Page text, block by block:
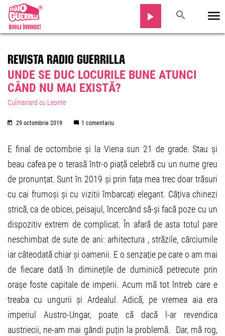
REVISTA RADIO GUERRILLA
UNDE SE DUC LOCURILE BUNE ATUNCI
CÂND NU MAI EXISTĂ?
Culinariard cu Leonte
29 octombrie 2019 1 comentariu
E final de octombrie și la Viena sun 21 de grade. Stau și
beau cafea pe o terasă într-o piață celebră cu un nume greu
de pronunțat. Sunt în 2019 și prin fața mea trec doar trăsuri
cu cai frumoși și cu vizitii îmbarcați elegant. Câțiva chinezi
strică, ca de obicei, peisajul, încercând să-și facă poze cu un
dispozitiv extrem de complicat. În afară de asta totul pare
neschimbat de sute de ani: arhitectura , străzile, cârciumile
iar câteodată chiar și oamenii. E o senzație pe care o am mai
de fiecare dată în diminețile de duminică petrecute prin
orașe foste capitale de imperii. Acum mă tot întreb care e
treaba cu ungurii și Ardealul. Adică, pe vremea aia era
imperiul Austro-Ungar, poate că dacă l-ar revendica
austriecii, ne-am mai gândi puțin la problemă. Dar, mă rog,